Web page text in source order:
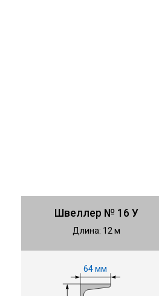
Швеллер № 16 У
Длина: 12 м
64 мм